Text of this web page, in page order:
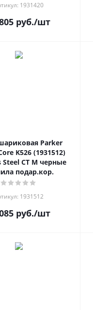
1931420
руб./шт
Parker
K526 (1931512)
Steel CT M черные
подар.кор.
1931512
руб./шт